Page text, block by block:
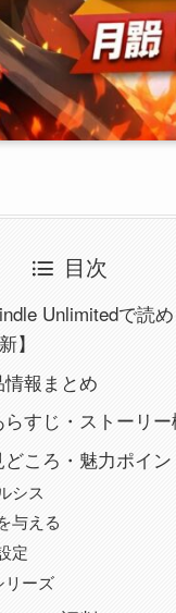
目次
Unlimitedで読
】
情報まとめ
らすじ・ストーリ
ころ・魅力ポイン
シス
与える
定
リーズ